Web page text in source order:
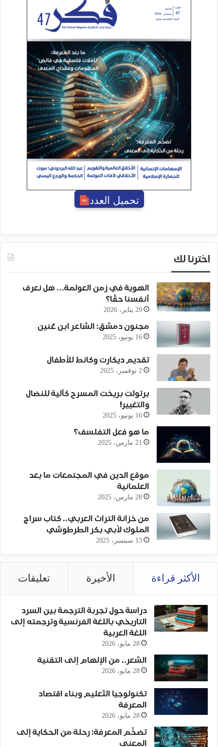
تحميل العدد
اخترنا لك
الهوية في زمن العولمة… هل نعرف
أنفسنا حقًا؟
29 يناير، 2026
مجنون دمشق: الشاعر ابن عُنين
16 يونيو، 2025
تقديم ديكارت وكانط للأطفال
2 نوفمبر، 2025
برتولت بريخت المسرح كآلية للنضال
والتغيير!
16 يونيو، 2025
ما هو فعل التفلسف؟
21 مارس، 2025
موقع الدين في المجتمعات ما بعد
العلمانية
28 مارس، 2025
من خزانة التراث العربي.. كتاب سراج
الملوك لأبي بكر الطرطوشي
13 سبتمبر، 2025
الأكثر قراءة الأخيرة تعليقات
دراسة حول تجربة الترجمة بين السرد
التاريخي باللغة الفرنسية وترجمته إلى
اللغة العربية
28 مايو، 2026
الشعر.. من الإلهام إلى التقنية
28 مايو، 2026
تكنولوجيا التّعليم وبناء اقتصاد
المعرفة
28 مايو، 2026
تضخّم المعرفة: رحلة من الحكاية إلى
المعنى